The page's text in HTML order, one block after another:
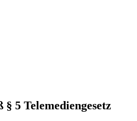
§ 5 Telemediengesetz